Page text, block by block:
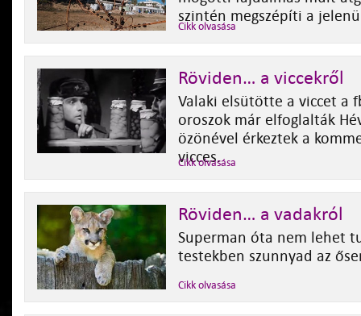
szintén megszépíti a
Cikk olvasása
Röviden… a viccekről
Valaki elsütötte a viccet a
oroszok már elfoglalták
özönével érkeztek a
vicces.
Cikk olvasása
Röviden… a vadakról
Superman óta nem lehet
testekben szunnyad az
Cikk olvasása